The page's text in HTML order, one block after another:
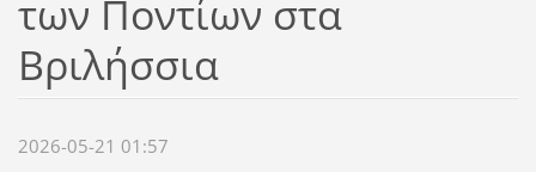
των Ποντίων στα
Βριλήσσια
2026-05-21 01:57